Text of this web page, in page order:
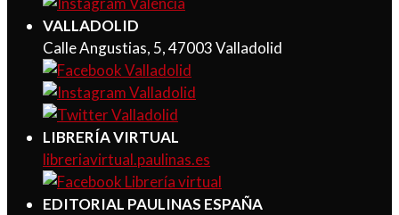
VALLADOLID
Calle Angustias, 5, 47003 Valladolid
LIBRERÍA VIRTUAL
libreriavirtual.paulinas.es
EDITORIAL PAULINAS ESPAÑA